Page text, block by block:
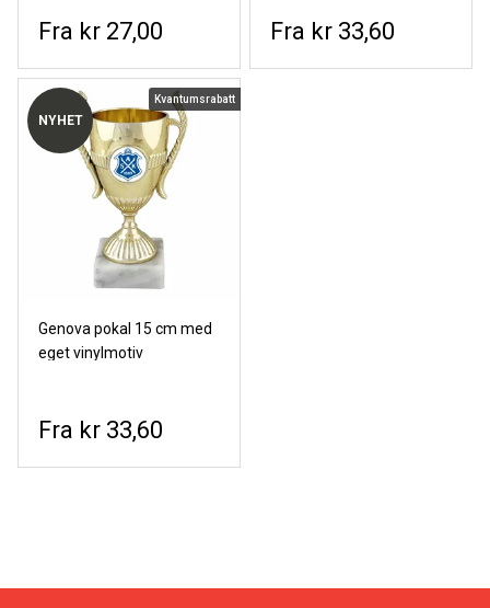
kr 27,00 kr 33,60
NYHET
Kvantumsrabatt
Genova pokal 15 cm med
eget vinylmotiv
kr 33,60